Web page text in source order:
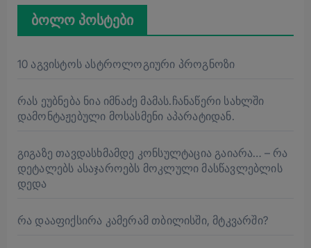
ბოლო პოსტები
10 აგვისტოს ასტროლოგიური პროგნოზი
რას ეუბნება ნია იმნაძე მამას.ჩანაწერი სახლში
დამონტაჟებული მოსასმენი აპარატიდან.
გიგაზე თავდასხმამდე კონსულტაცია გაიარა… – რა
დეტალებს ასაჯაროებს მოკლული მასწავლებლის
დედა
რა დააფიქსირა კამერამ თბილისში, მტკვარში?